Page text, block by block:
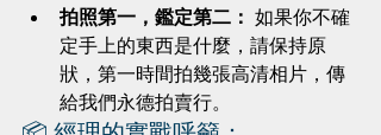
拍照第一，鑑定第二： 如果你不確
定手上的東西是什麼，請保持原
狀，第一時間拍幾張高清相片，傳
給我們永德拍賣行。